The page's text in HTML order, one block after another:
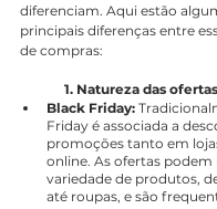
diferenciam. Aqui estão
principais diferenças entre
de compras:
1. Natureza das ofertas
Black Friday:
Friday é associada a
promoções tanto em
online. As ofertas
variedade de produtos,
até roupas, e são